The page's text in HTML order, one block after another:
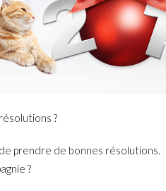
?
prendre de bonnes résolutions.
?